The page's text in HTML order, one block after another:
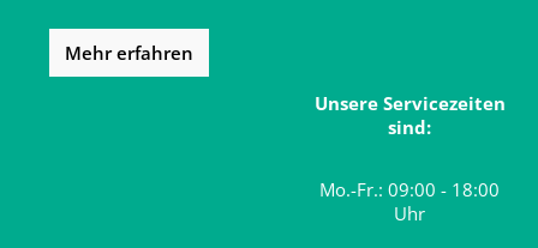
Mehr erfahren
Unsere Servicezeiten
sind:
Mo.-Fr.: 09:00 - 18:00
Uhr